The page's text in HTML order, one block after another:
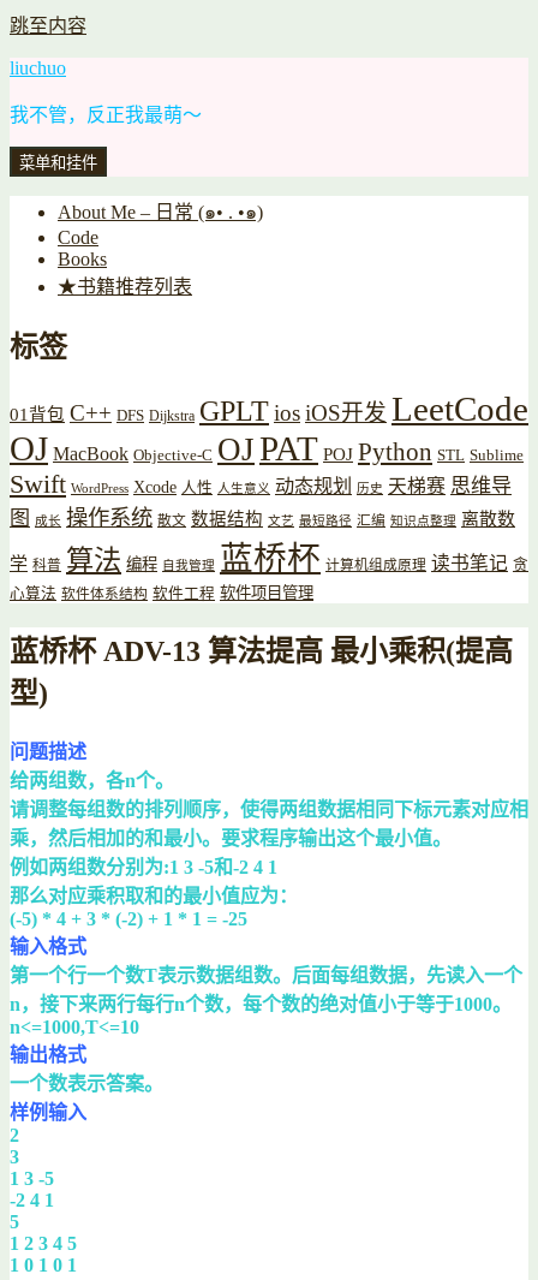
跳至内容
liuchuo
我不管，反正我最萌～
菜单和挂件
About Me – 日常 (๑• . •๑)
Code
Books
★书籍推荐列表
标签
01背包 C++ DFS Dijkstra GPLTiosiOS开发 LeetCode
OJ MacBook Objective-C OJPAT POJ Python STL Sublime
Swift WordPress Xcode 人性 人生意义 动态规划 历史 天梯赛 思维导
图
成长 操作系统 散文 数据结构 文艺 最短路径 汇编 知识点整理 离散数
学 科普 算法 编程 自我管理 蓝桥杯 计算机组成原理 读书笔记 贪
心算法 软件体系结构 软件工程 软件项目管理
蓝桥杯 ADV-13 算法提高 最小乘积(提高
型)
问题描述
给两组数，各n个。
请调整每组数的排列顺序，使得两组数据相同下标元素对应相
乘，然后相加的和最小。要求程序输出这个最小值。
例如两组数分别为:1 3 -5和-2 4 1
那么对应乘积取和的最小值应为：
(-5) * 4 + 3 * (-2) + 1 * 1 = -25
输入格式
第一个行一个数T表示数据组数。后面每组数据，先读入一个
n，接下来两行每行n个数，每个数的绝对值小于等于1000。
n<=1000,T<=10
输出格式
一个数表示答案。
样例输入
2
3
1 3 -5
-2 4 1
5
1 2 3 4 5
1 0 1 0 1